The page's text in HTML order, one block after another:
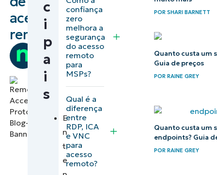
acesso
remoto
Team
Ninja
de acesso
remoto para
MSPs
Parceria
com a
NinjaOne
acesso
remoto
seguro
c
i
p
a
i
s
E
n
t
e
confiança
zero
melhora a
segurança
do acesso
remoto
para
MSPs?
Qual é a
diferença
entre
RDP, ICA
e VNC
para
acesso
remoto?
PORSHARI BARNETT
Quanto custa um
Guia de preços
PORRAINE GREY
Quanto custa um
endpoints? Guia
PORRAINE GREY